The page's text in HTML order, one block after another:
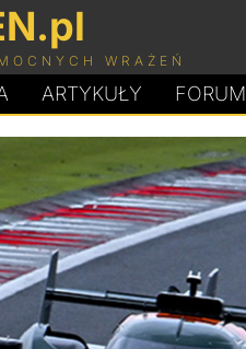
WRAŻEŃ
ARTYKUŁY FORUM